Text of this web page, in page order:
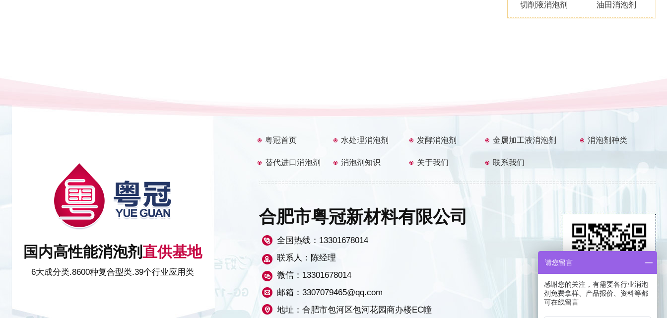
切削液消泡剂 油田消泡剂
国内高性能消泡剂 直供基地
6大成分类.8600种复合型类.39个行业应用类
粤冠首页 水处理消泡剂 发酵消泡剂 金属加工液消泡剂 消泡剂种类
替代进口消泡剂 消泡剂知识 关于我们 联系我们
合肥市粤冠新材料有限公司
全国热线： 13301678014
联系人：陈经理
微信：13301678014
邮箱：3307079465@qq.com
地址：合肥市包河区包河花园商办楼EC幢
扫一扫，技术沟通
请您留言
感谢您的关注，有需要各行业消泡
剂免费拿样、产品报价、资料等都
可在线留言